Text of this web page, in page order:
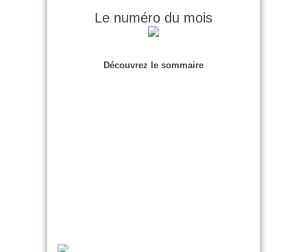
Le numéro du mois
Découvrez le sommaire